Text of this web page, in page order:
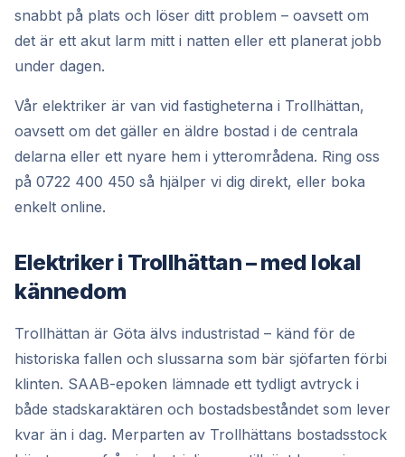
snabbt på plats och löser ditt problem – oavsett om
det är ett akut larm mitt i natten eller ett planerat jobb
under dagen.
Vår elektriker är van vid fastigheterna i Trollhättan,
oavsett om det gäller en äldre bostad i de centrala
delarna eller ett nyare hem i ytterområdena. Ring oss
på 0722 400 450 så hjälper vi dig direkt, eller boka
enkelt online.
Elektriker i Trollhättan – med lokal
kännedom
Trollhättan är Göta älvs industristad – känd för de
historiska fallen och slussarna som bär sjöfarten förbi
klinten. SAAB-epoken lämnade ett tydligt avtryck i
både stadskaraktären och bostadsbeståndet som lever
kvar än i dag. Merparten av Trollhättans bostadsstock